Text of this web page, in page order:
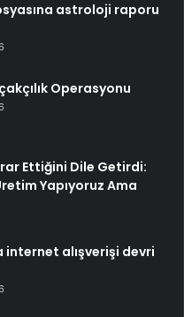
astroloji raporu
Operasyonu
Ettiğini Dile Getirdi:
Yapıyoruz Ama
internet alışverişi devri